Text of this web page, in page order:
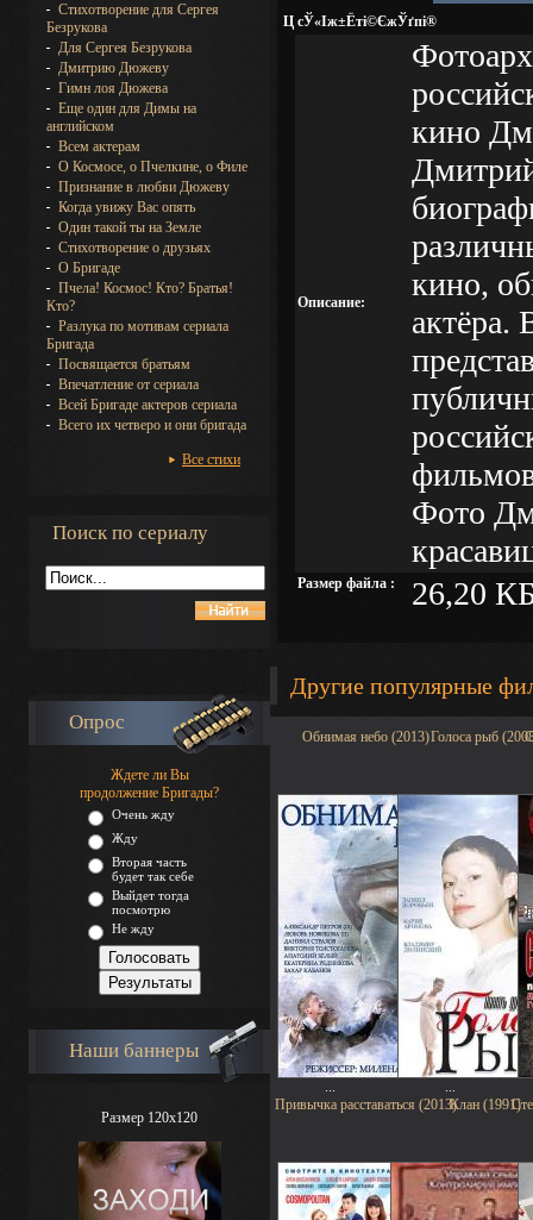
Стихотворение для Сергея
Безрукова
Для Сергея Безрукова
Дмитрию Дюжеву
Гимн лоя Дюжева
Еще один для Димы на
английском
Всем актерам
О Космосе, о Пчелкине, о Филе
Признание в любви Дюжеву
Когда увижу Вас опять
Один такой ты на Земле
Стихотворение о друзьях
О Бригаде
Пчела! Космос! Кто? Братья!
Кто?
Разлука по мотивам сериала
Бригада
Посвящается братьям
Впечатление от сериала
Всей Бригаде актеров сериала
Всего их четверо и они бригада
Все стихи
Поиск по сериалу
Опрос
Ждете ли Вы
продолжение Бригады?
Очень жду
Жду
Вторая часть
будет так себе
Выйдет тогда
посмотрю
Не жду
Наши баннеры
Размер 120x120
Ц сЎ«Іж±Ёті©ЄжЎґпі®
Описание:
кино
кино,
актёра.
Фото
Размер файла : 26,20
Другие популярные
Обнимая небо (2013)Голоса рыб
Привычка расставаться (2013)Клан (1991)